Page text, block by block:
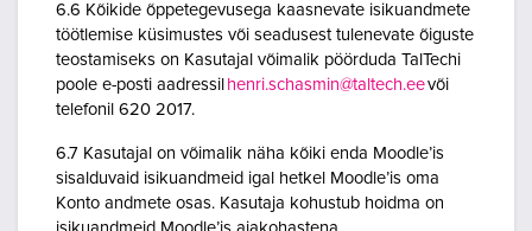
6.6 Kõikide õppetegevusega kaasnevate isikuandmete
töötlemise küsimustes või seadusest tulenevate õiguste
teostamiseks on Kasutajal võimalik pöörduda TalTechi
poole e-posti aadressil henri.schasmin@taltech.eevõi
telefonil 620 2017.
6.7 Kasutajal on võimalik näha kõiki enda Moodle’is
sisalduvaid isikuandmeid igal hetkel Moodle’is oma
Konto andmete osas. Kasutaja kohustub hoidma on